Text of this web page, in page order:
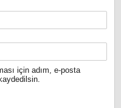
için adım, e-posta